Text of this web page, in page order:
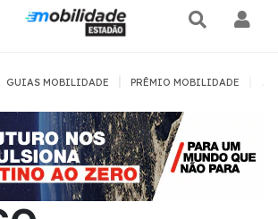
GUIAS MOBILIDADE PRÊMIO MOBILIDADE